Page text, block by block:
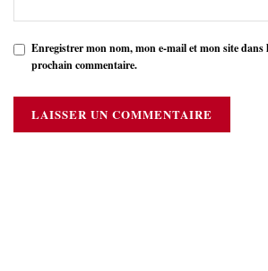
Enregistrer mon nom, mon e-mail et mon site
prochain commentaire.